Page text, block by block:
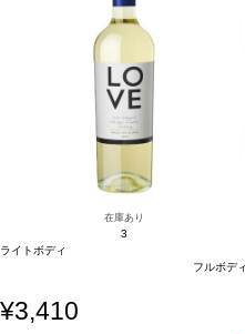
在庫あり
3
ライトボディ
フルボディ
¥3,410